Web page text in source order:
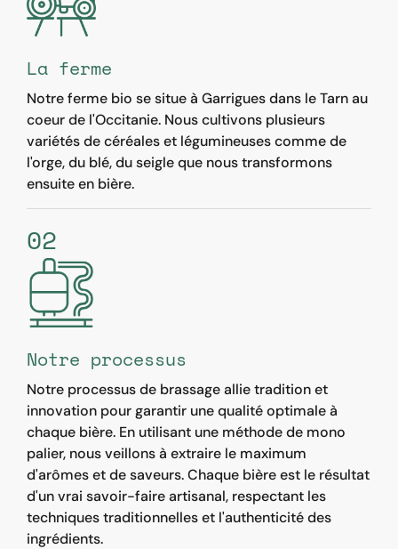
La ferme
Notre ferme bio se situe à Garrigues dans le Tarn au
coeur de l'Occitanie. Nous cultivons plusieurs
variétés de céréales et légumineuses comme de
l'orge, du blé, du seigle que nous transformons
ensuite en bière.
02
Notre processus
Notre processus de brassage allie tradition et
innovation pour garantir une qualité optimale à
chaque bière. En utilisant une méthode de mono
palier, nous veillons à extraire le maximum
d'arômes et de saveurs. Chaque bière est le résultat
d'un vrai savoir-faire artisanal, respectant les
techniques traditionnelles et l'authenticité des
ingrédients.